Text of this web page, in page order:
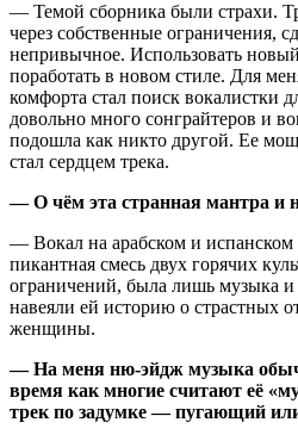
— Темой сборника были страхи.
через собственные ограничения,
непривычное. Использовать
поработать в новом стиле. Для
комфорта стал поиск вокалистки
довольно много сонграйтеров и
подошла как никто другой. Ее
стал сердцем трека.
— О чём эта странная мантра и
— Вокал на арабском и испанском
пикантная смесь двух горячих
ограничений, была лишь музыка
навеяли ей историю о страстных
женщины.
— На меня ню-эйдж музыка
время как многие считают её
трек по задумке — пугающий